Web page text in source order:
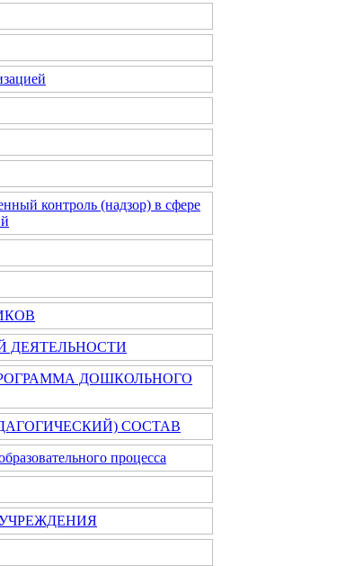
контроль (надзор) в сфере
ДЕЯТЕЛЬНОСТИ
ДОШКОЛЬНОГО
СОСТАВ
процесса